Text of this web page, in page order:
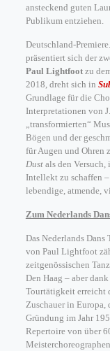
ansteckend guten
Publikum entziehen.
Deutschland-
präsentiert sich der
Paul Lightfoot zu
2018, dreht sich in
Grundlage für die
Interpretationen von
„transformierten“
Bögen und der
für Augen und Ohren
Dustals den Versuch,
Intellekt zu schaffen
lebendige, atmende,
Zum Nederlands
Das Nederlands
von Paul Lightfoot
zeitgenössischen
Den Haag – aber
Tourtätigkeit erreicht
Zuschauer in Europa,
Gründung im Jahr
Repertoire von über